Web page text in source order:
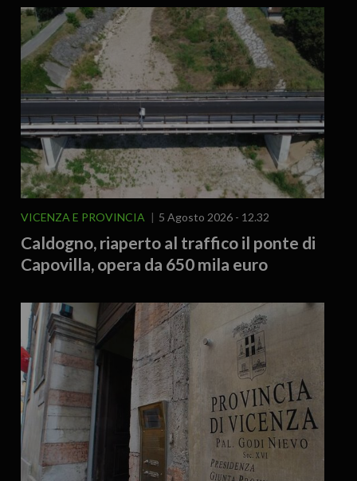
VICENZA E PROVINCIA 5 Agosto 2026 - 12.32
Caldogno, riaperto al traffico il ponte di
Capovilla, opera da 650 mila euro